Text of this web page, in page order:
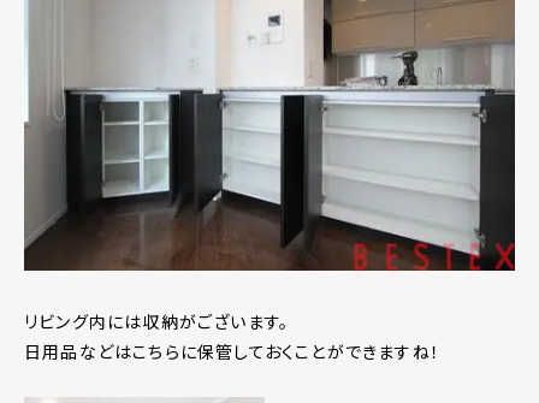
リビング内には収納がございます。
日用品などはこちらに保管しておくことができますね！